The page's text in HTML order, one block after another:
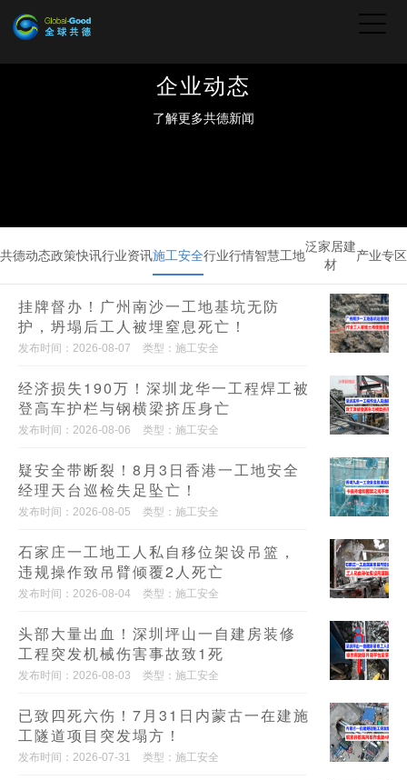
企业动态
了解更多共德新闻
共德动态政策快讯行业资讯施工安全行业行情智慧工地
泛家居建
材
产业专区
挂牌督办！广州南沙一工地基坑无防
护，坍塌后工人被埋窒息死亡！
发布时间：2026-08-07 类型：施工安全
经济损失190万！深圳龙华一工程焊工被
登高车护栏与钢横梁挤压身亡
发布时间：2026-08-06 类型：施工安全
疑安全带断裂！8月3日香港一工地安全
经理天台巡检失足坠亡！
发布时间：2026-08-05 类型：施工安全
石家庄一工地工人私自移位架设吊篮，
违规操作致吊臂倾覆2人死亡
发布时间：2026-08-04 类型：施工安全
头部大量出血！深圳坪山一自建房装修
工程突发机械伤害事故致1死
发布时间：2026-08-03 类型：施工安全
已致四死六伤！7月31日内蒙古一在建施
工隧道项目突发塌方！
发布时间：2026-07-31 类型：施工安全